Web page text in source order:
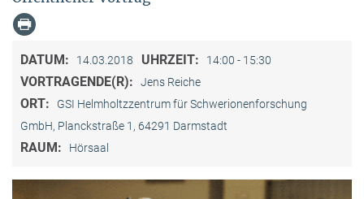
DATUM: 14.03.2018 UHRZEIT: 14:00 - 15:30
VORTRAGENDE(R): Jens Reiche
ORT:
GSI Helmholtzzentrum für Schwerionenforschung
GmbH, Planckstraße 1, 64291 Darmstadt
RAUM: Hörsaal